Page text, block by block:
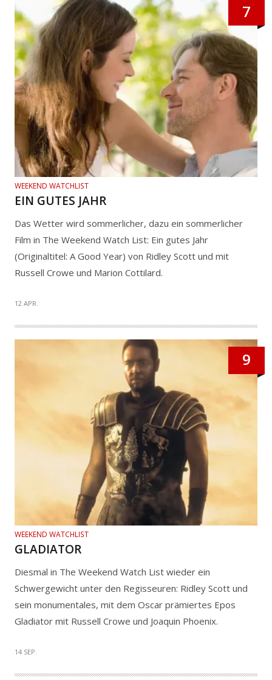
7
WEEKEND WATCHLIST
EIN GUTES JAHR
Das Wetter wird sommerlicher, dazu ein sommerlicher
Film in The Weekend Watch List: Ein gutes Jahr
(Originaltitel: A Good Year) von Ridley Scott und mit
Russell Crowe und Marion Cottilard.
12 APR.
9
WEEKEND WATCHLIST
GLADIATOR
Diesmal in The Weekend Watch List wieder ein
Schwergewicht unter den Regisseuren: Ridley Scott und
sein monumentales, mit dem Oscar prämiertes Epos
Gladiator mit Russell Crowe und Joaquin Phoenix.
14 SEP.